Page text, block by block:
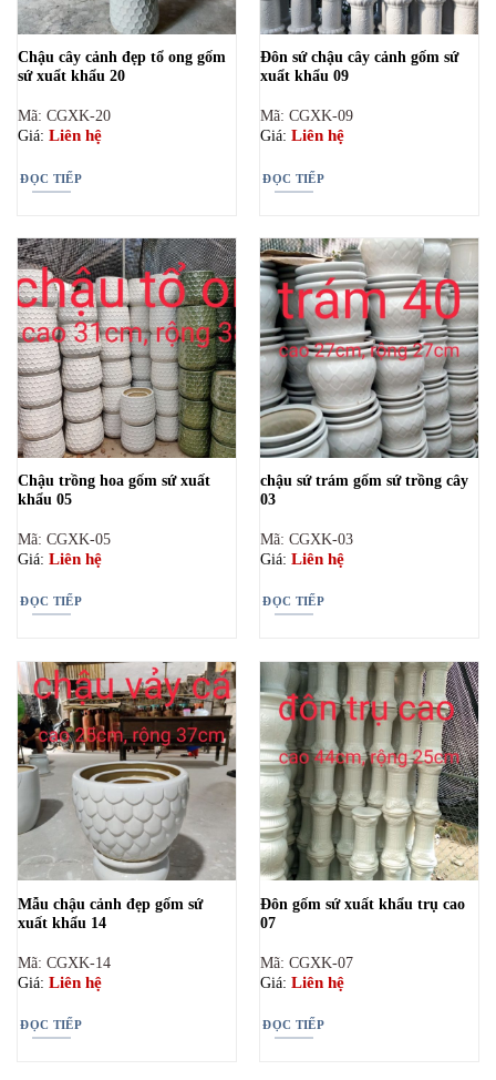
Chậu cây cảnh đẹp tổ ong gốm
sứ xuẩt khẩu 20
Mã: CGXK-20
Giá: Liên hệ
ĐỌC TIẾP
Đôn sứ chậu cây cảnh gốm sứ
xuẩt khẩu 09
Mã: CGXK-09
Giá: Liên hệ
ĐỌC TIẾP
Chậu trồng hoa gốm sứ xuất
khẩu 05
Mã: CGXK-05
Giá: Liên hệ
ĐỌC TIẾP
chậu sứ trám gốm sứ trồng cây
03
Mã: CGXK-03
Giá: Liên hệ
ĐỌC TIẾP
Mẫu chậu cảnh đẹp gốm sứ
xuất khẩu 14
Mã: CGXK-14
Giá: Liên hệ
ĐỌC TIẾP
Đôn gốm sứ xuất khẩu trụ cao
07
Mã: CGXK-07
Giá: Liên hệ
ĐỌC TIẾP